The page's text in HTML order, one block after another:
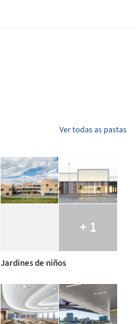
Ver todas as pastas
+ 1
Jardines de niños